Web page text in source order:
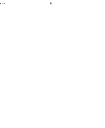
anzukommen